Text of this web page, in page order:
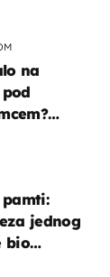
na
pamti:
jednog
bio